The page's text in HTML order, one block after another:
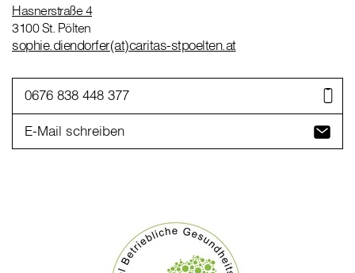
Hasnerstraße 4
3100 St. Pölten
sophie.diendorfer(at)caritas-stpoelten.at
0676 838 448 377
E-Mail schreiben